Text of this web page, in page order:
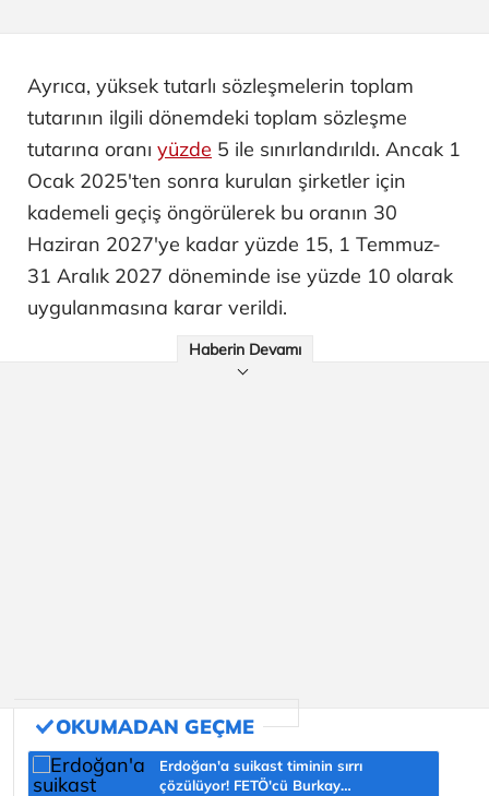
Ayrıca, yüksek tutarlı sözleşmelerin toplam
tutarının ilgili dönemdeki toplam sözleşme
tutarına oranı yüzde 5 ile sınırlandırıldı. Ancak 1
Ocak 2025'ten sonra kurulan şirketler için
kademeli geçiş öngörülerek bu oranın 30
Haziran 2027'ye kadar yüzde 15, 1 Temmuz-
31 Aralık 2027 döneminde ise yüzde 10 olarak
uygulanmasına karar verildi.
Haberin Devamı
Erdoğan'a suikast timinin sırrı
çözülüyor! FETÖ'cü Burkay